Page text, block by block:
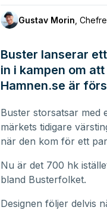
Gustav Morin
Buster lanserar
in i kampen om
Hamnen.se är
Buster storsatsar med
märkets tidigare
när den kom för ett
Nu är det 700 hk
bland Busterfolket.
Designen följer delvis